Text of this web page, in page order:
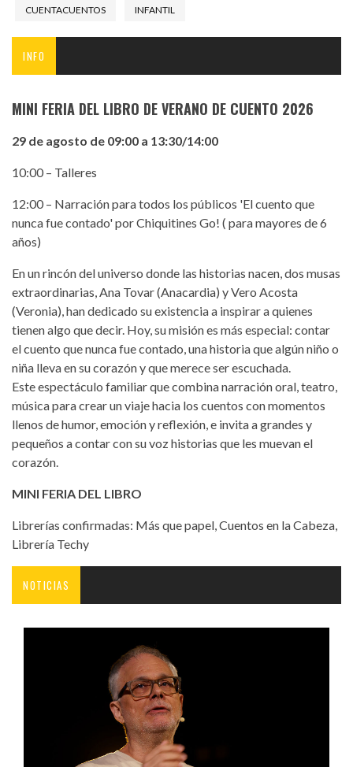
CUENTACUENTOS INFANTIL
INFO
MINI FERIA DEL LIBRO DE VERANO DE CUENTO 2026
29 de agosto de 09:00 a 13:30/14:00
10:00 – Talleres
12:00 – Narración para todos los públicos 'El cuento que
nunca fue contado' por Chiquitines Go! ( para mayores de 6
años)
En un rincón del universo donde las historias nacen, dos musas
extraordinarias, Ana Tovar (Anacardia) y Vero Acosta
(Veronia), han dedicado su existencia a inspirar a quienes
tienen algo que decir. Hoy, su misión es más especial: contar
el cuento que nunca fue contado, una historia que algún niño o
niña lleva en su corazón y que merece ser escuchada.
Este espectáculo familiar que combina narración oral, teatro,
música para crear un viaje hacia los cuentos con momentos
llenos de humor, emoción y reflexión, e invita a grandes y
pequeños a contar con su voz historias que les muevan el
corazón.
MINI FERIA DEL LIBRO
Librerías confirmadas: Más que papel, Cuentos en la Cabeza,
Librería Techy
NOTICIAS